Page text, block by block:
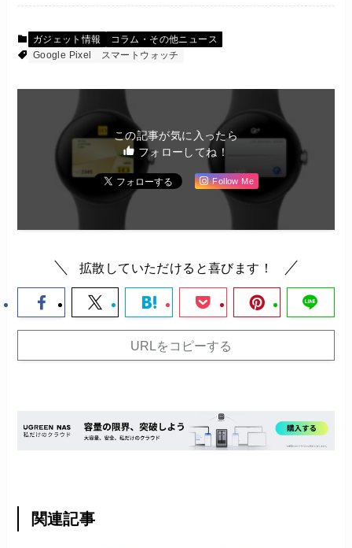
ガジェット情報
コラム・その他ニュース
Google Pixel
スマートウォッチ
この記事が気に入ったら
フォローしてね！
Follow Me
拡散していただけると喜びます！
URLをコピーする
関連記事